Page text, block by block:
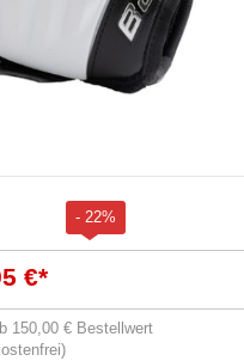
- 22%
€*
150,00 € Bestellwert